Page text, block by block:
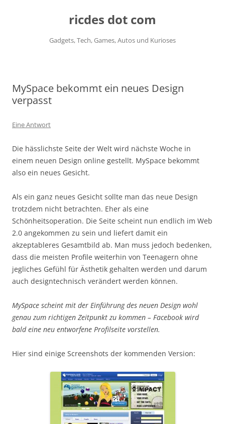
ricdes dot com
Gadgets, Tech, Games, Autos und Kurioses
MySpace bekommt ein neues Design
verpasst
Eine Antwort
Die hässlichste Seite der Welt wird nächste Woche in
einem neuen Design online gestellt. MySpace bekommt
also ein neues Gesicht.
Als ein ganz neues Gesicht sollte man das neue Design
trotzdem nicht betrachten. Eher als eine
Schönheitsoperation. Die Seite scheint nun endlich im Web
2.0 angekommen zu sein und liefert damit ein
akzeptableres Gesamtbild ab. Man muss jedoch bedenken,
dass die meisten Profile weiterhin von Teenagern ohne
jegliches Gefühl für Ästhetik gehalten werden und darum
auch designtechnisch verändert werden können.
MySpace scheint mit der Einführung des neuen Design wohl
genau zum richtigen Zeitpunkt zu kommen – Facebook wird
bald eine neu entworfene Profilseite vorstellen.
Hier sind einige Screenshots der kommenden Version: